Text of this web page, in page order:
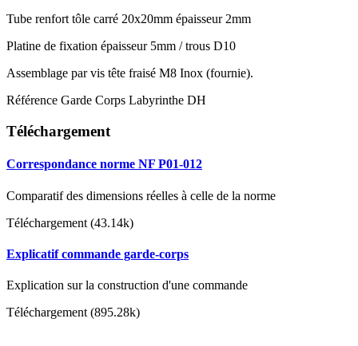
Tube renfort tôle carré 20x20mm épaisseur 2mm
Platine de fixation épaisseur 5mm / trous D10
Assemblage par vis tête fraisé M8 Inox (fournie).
Référence Garde Corps Labyrinthe DH
Téléchargement
Correspondance norme NF P01-012
Comparatif des dimensions réelles à celle de la norme
Téléchargement (43.14k)
Explicatif commande garde-corps
Explication sur la construction d'une commande
Téléchargement (895.28k)